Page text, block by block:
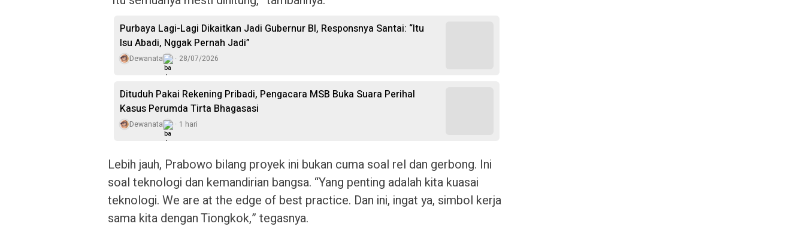
Purbaya Lagi-Lagi Dikaitkan Jadi Gubernur BI, Responsnya Santai: “Itu
Isu Abadi, Nggak Pernah Jadi”
Dewanata 28/07/2026
Dituduh Pakai Rekening Pribadi, Pengacara MSB Buka Suara Perihal
Kasus Perumda Tirta Bhagasasi
Dewanata 1 hari
Lebih jauh, Prabowo bilang proyek ini bukan cuma soal rel dan gerbong. Ini
soal teknologi dan kemandirian bangsa. “Yang penting adalah kita kuasai
teknologi. We are at the edge of best practice. Dan ini, ingat ya, simbol kerja
sama kita dengan Tiongkok,” tegasnya.